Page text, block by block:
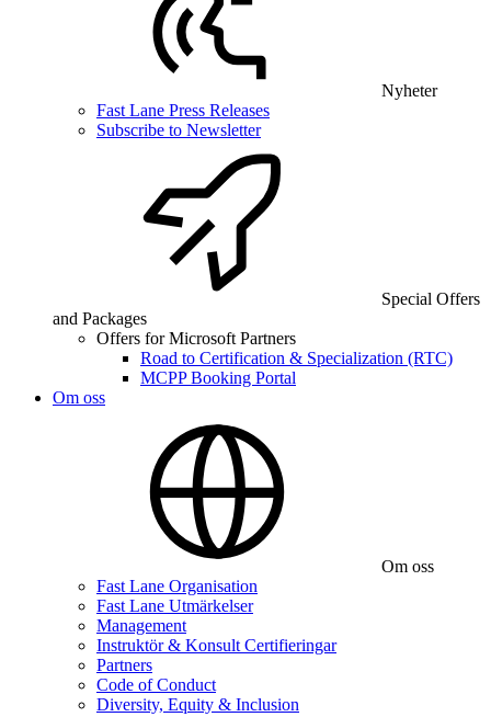
Nyheter
Fast Lane Press Releases
Subscribe to Newsletter
Special Offers
and Packages
Offers for Microsoft Partners
Road to Certification & Specialization (RTC)
MCPP Booking Portal
Om oss
Om oss
Fast Lane Organisation
Fast Lane Utmärkelser
Management
Instruktör & Konsult Certifieringar
Partners
Code of Conduct
Diversity, Equity & Inclusion